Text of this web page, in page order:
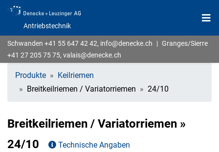
Antriebstechnik
Schwanden +41 55 647 42 42, info@denecke.ch | Granges/Sierre
+41 27 205 75 75, valais@denecke.ch
Produkte
Keilriemen
Breitkeilriemen / Variatorriemen
24/10
Breitkeilriemen / Variatorriemen »
24/10
Technische Angaben